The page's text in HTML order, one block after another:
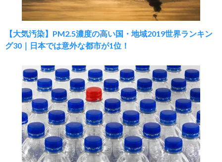
【大気汚染】PM2.5濃度の高い国・地域2019世界ランキン
グ30｜日本では意外な都市が1位！